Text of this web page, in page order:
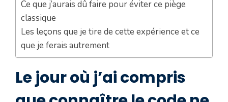
Ce que j’aurais dû faire pour éviter ce piège
classique
Les leçons que je tire de cette expérience et ce
que je ferais autrement
Le jour où j’ai compris